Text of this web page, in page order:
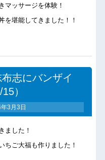
マッサージを体験！
を堪能してきました！！
志にバンザイ
）
3月3日
ました！
ちご大福も作りました！